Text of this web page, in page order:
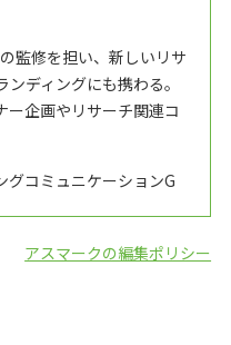
監修を担い、新しいリサ
ディングにも携わる。
ー企画やリサーチ関連コ
コミュニケーションG
アスマークの編集ポリシー